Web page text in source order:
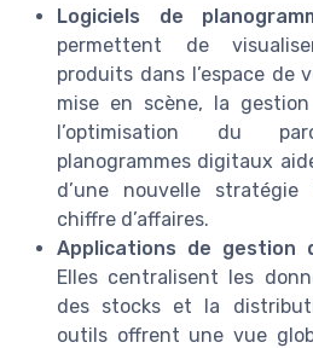
Logiciels de
permettent de
produits dans l’espace de
mise en scène, la
l’optimisation du
planogrammes digitaux
d’une nouvelle
chiffre d’affaires.
Applications de gestion
Elles centralisent les
des stocks et la
outils offrent une vue